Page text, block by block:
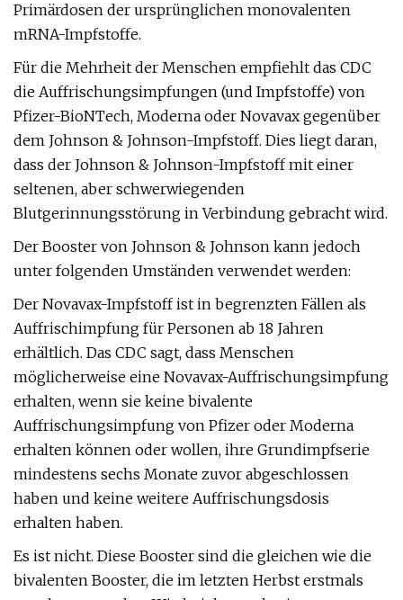
Primärdosen der ursprünglichen monovalenten
mRNA-Impfstoffe.
Für die Mehrheit der Menschen empfiehlt das CDC
die Auffrischungsimpfungen (und Impfstoffe) von
Pfizer-BioNTech, Moderna oder Novavax gegenüber
dem Johnson & Johnson-Impfstoff. Dies liegt daran,
dass der Johnson & Johnson-Impfstoff mit einer
seltenen, aber schwerwiegenden
Blutgerinnungsstörung in Verbindung gebracht wird.
Der Booster von Johnson & Johnson kann jedoch
unter folgenden Umständen verwendet werden:
Der Novavax-Impfstoff ist in begrenzten Fällen als
Auffrischimpfung für Personen ab 18 Jahren
erhältlich. Das CDC sagt, dass Menschen
möglicherweise eine Novavax-Auffrischungsimpfung
erhalten, wenn sie keine bivalente
Auffrischungsimpfung von Pfizer oder Moderna
erhalten können oder wollen, ihre Grundimpfserie
mindestens sechs Monate zuvor abgeschlossen
haben und keine weitere Auffrischungsdosis
erhalten haben.
Es ist nicht. Diese Booster sind die gleichen wie die
bivalenten Booster, die im letzten Herbst erstmals